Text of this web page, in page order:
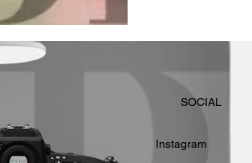
​SOCIAL
Instagram